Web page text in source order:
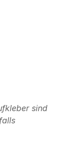
sind